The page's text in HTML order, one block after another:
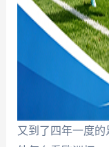
又到了四年一度